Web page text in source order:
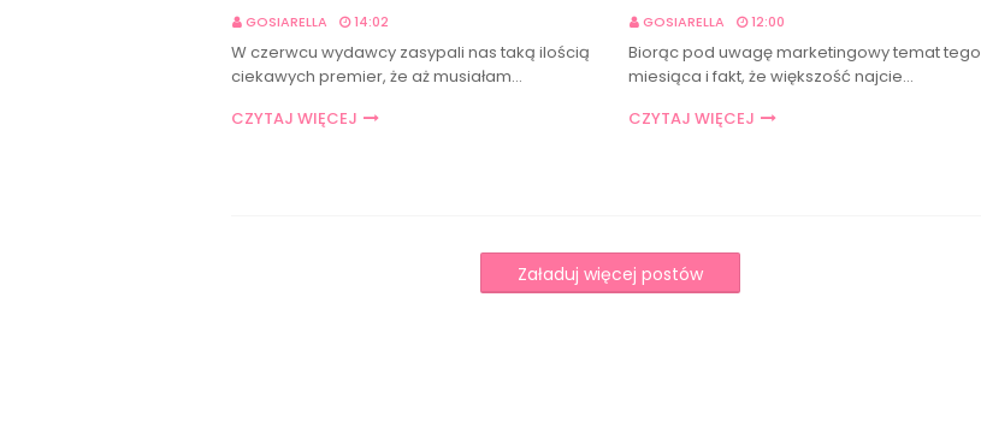
GOSIARELLA 14:02
W czerwcu wydawcy zasypali nas taką ilością
ciekawych premier, że aż musiałam…
CZYTAJ WIĘCEJ
GOSIARELLA 12:00
Biorąc pod uwagę marketingowy temat tego
miesiąca i fakt, że większość najcie…
CZYTAJ WIĘCEJ
Załaduj więcej postów